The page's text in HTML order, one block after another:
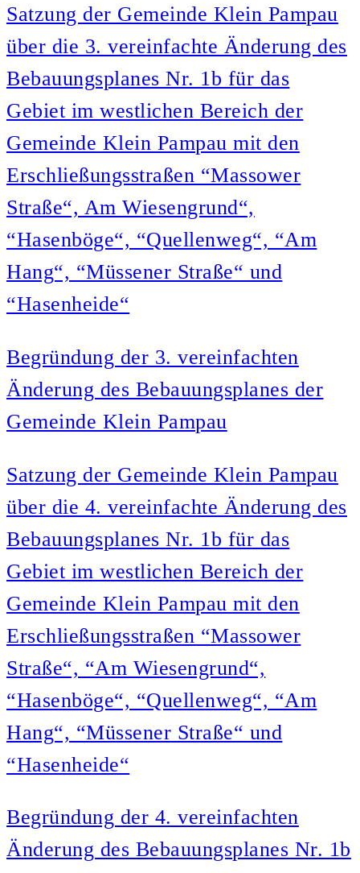
Satzung der Gemeinde Klein Pampau
über die 3. vereinfachte Änderung des
Bebauungsplanes Nr. 1b für das
Gebiet im westlichen Bereich der
Gemeinde Klein Pampau mit den
Erschließungsstraßen “Massower
Straße“, Am Wiesengrund“,
“Hasenböge“, “Quellenweg“, “Am
Hang“, “Müssener Straße“ und
“Hasenheide“
Begründung der 3. vereinfachten
Änderung des Bebauungsplanes der
Gemeinde Klein Pampau
Satzung der Gemeinde Klein Pampau
über die 4. vereinfachte Änderung des
Bebauungsplanes Nr. 1b für das
Gebiet im westlichen Bereich der
Gemeinde Klein Pampau mit den
Erschließungsstraßen “Massower
Straße“, “Am Wiesengrund“,
“Hasenböge“, “Quellenweg“, “Am
Hang“, “Müssener Straße“ und
“Hasenheide“
Begründung der 4. vereinfachten
Änderung des Bebauungsplanes Nr. 1b